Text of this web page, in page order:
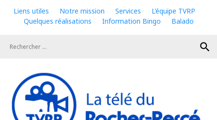
content
Liens utiles Notre mission Services
L’équipe TVRP
Quelques réalisations
Information Bingo
Balado
search